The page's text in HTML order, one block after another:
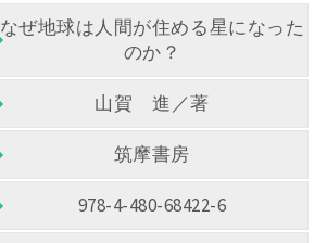
なぜ地球は人間が住める星になった
のか？
山賀 進／著
筑摩書房
978-4-480-68422-6